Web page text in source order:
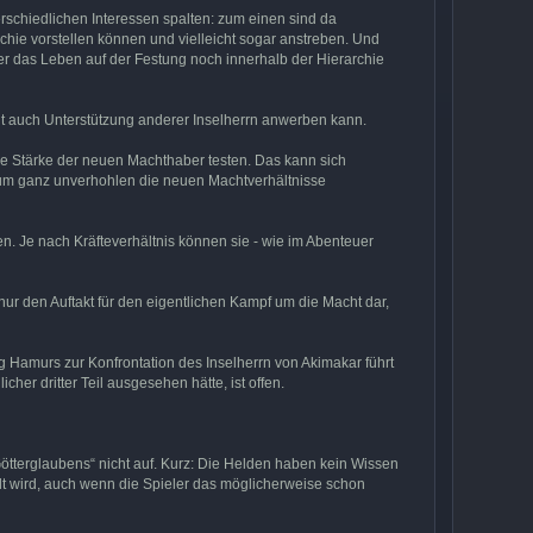
Interessen spalten: zum einen sind da
vorstellen können und vielleicht sogar anstreben. Und
das Leben auf der Festung noch innerhalb der Hierarchie
Unterstützung anderer Inselherrn anwerben kann.
der neuen Machthaber testen. Das kann sich
ganz unverhohlen die neuen Machtverhältnisse
Je nach Kräfteverhältnis können sie - wie im Abenteuer
den Auftakt für den eigentlichen Kampf um die Macht dar,
zur Konfrontation des Inselherrn von Akimakar führt
dritter Teil ausgesehen hätte, ist offen.
nicht auf. Kurz: Die Helden haben kein Wissen
wird, auch wenn die Spieler das möglicherweise schon